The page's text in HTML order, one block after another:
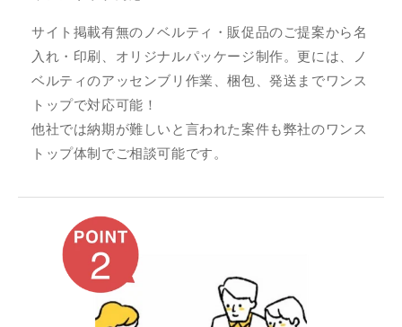
サイト掲載有無のノベルティ・販促品のご提案から名
入れ・印刷、オリジナルパッケージ制作。更には、ノ
ベルティのアッセンブリ作業、梱包、発送までワンス
トップで対応可能！
他社では納期が難しいと言われた案件も弊社のワンス
トップ体制でご相談可能です。